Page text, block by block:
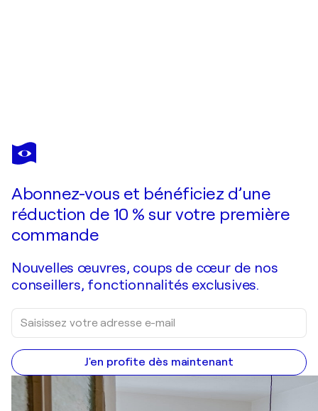
CATHERINE PUGEAT
Matière n°2
Abonnez-vous et bénéficiez d’une
réduction de 10 % sur votre première
commande
Nouvelles œuvres, coups de cœur de nos
conseillers, fonctionnalités exclusives.
J'en profite dès maintenant